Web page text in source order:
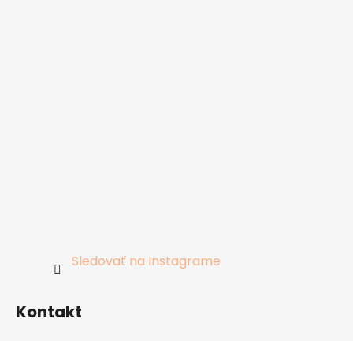
Sledovať na Instagrame
Kontakt